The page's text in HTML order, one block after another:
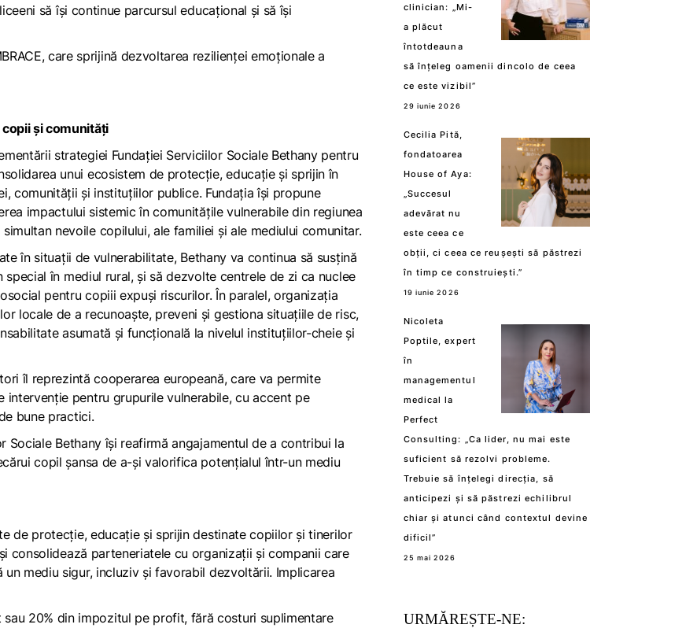
să își continue parcursul educațional și să își
care sprijină dezvoltarea rezilienței emoționale a
și comunități
strategiei Fundației Serviciilor Sociale Bethany pentru
unui ecosistem de protecție, educație și sprijin în
comunității și instituțiilor publice. Fundația își propune
impactului sistemic în comunitățile vulnerabile din regiunea
nevoile copilului, ale familiei și ale mediului comunitar.
în situații de vulnerabilitate, Bethany va continua să susțină
în mediul rural, și să dezvolte centrele de zi ca nuclee
pentru copiii expuși riscurilor. În paralel, organizația
locale de a recunoaște, preveni și gestiona situațiile de risc,
asumată și funcțională la nivelul instituțiilor-cheie și
îl reprezintă cooperarea europeană, care va permite
pentru grupurile vulnerabile, cu accent pe
bune practici.
Sociale Bethany își reafirmă angajamentul de a contribui la
copil șansa de a-și valorifica potențialul într-un mediu
de protecție, educație și sprijin destinate copiilor și tinerilor
consolidează parteneriatele cu organizații și companii care
mediu sigur, incluziv și favorabil dezvoltării. Implicarea
20% din impozitul pe profit, fără costuri suplimentare
clinician: „Mi-
a plăcut
întotdeauna
să înțeleg oamenii dincolo de ceea
ce este vizibil”
29 iunie 2026
Cecilia Pită,
fondatoarea
House of Aya:
„Succesul
adevărat nu
este ceea ce
obții, ci ceea ce reușești să păstrezi
în timp ce construiești.”
19 iunie 2026
Nicoleta
Poptile, expert
în
managementul
medical la
Perfect
Consulting: „Ca lider, nu mai este
suficient să rezolvi probleme.
Trebuie să înțelegi direcția, să
anticipezi și să păstrezi echilibrul
chiar și atunci când contextul devine
dificil”
25 mai 2026
URMĂREȘTE-NE: